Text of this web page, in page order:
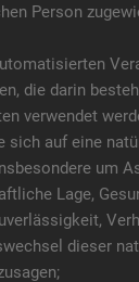
Person
die darin
verwendet
sich auf eine
um
Lage,
dieser